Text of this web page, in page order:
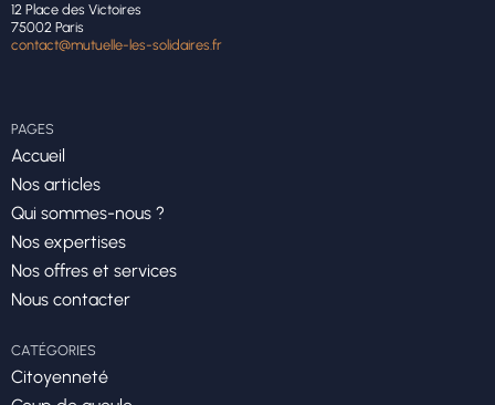
12 Place des Victoires
75002 Paris
contact@mutuelle-les-solidaires.fr
PAGES
Accueil
Nos articles
Qui sommes-nous ?
Nos expertises
Nos offres et services
Nous contacter
CATÉGORIES
Citoyenneté